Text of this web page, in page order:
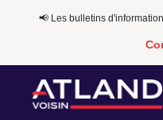
📢​​ Les bulletins